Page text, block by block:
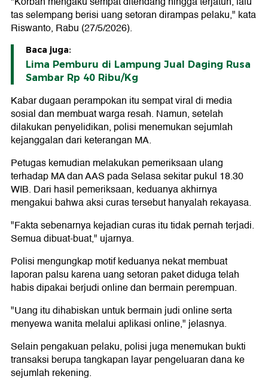
tas selempang berisi uang setoran dirampas pelaku," kata
Riswanto, Rabu (27/5/2026).
Baca juga:
Lima Pemburu di Lampung Jual Daging Rusa
Sambar Rp 40 Ribu/Kg
Kabar dugaan perampokan itu sempat viral di media
sosial dan membuat warga resah. Namun, setelah
dilakukan penyelidikan, polisi menemukan sejumlah
kejanggalan dari keterangan MA.
Petugas kemudian melakukan pemeriksaan ulang
terhadap MA dan AAS pada Selasa sekitar pukul 18.30
WIB. Dari hasil pemeriksaan, keduanya akhirnya
mengakui bahwa aksi curas tersebut hanyalah rekayasa.
"Fakta sebenarnya kejadian curas itu tidak pernah terjadi.
Semua dibuat-buat," ujarnya.
Polisi mengungkap motif keduanya nekat membuat
laporan palsu karena uang setoran paket diduga telah
habis dipakai berjudi online dan bermain perempuan.
"Uang itu dihabiskan untuk bermain judi online serta
menyewa wanita melalui aplikasi online," jelasnya.
Selain pengakuan pelaku, polisi juga menemukan bukti
transaksi berupa tangkapan layar pengeluaran dana ke
sejumlah rekening.